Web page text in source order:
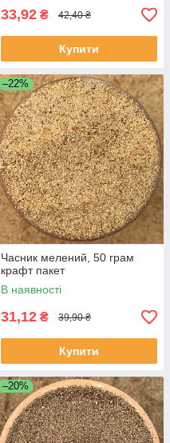
33,92 ₴ 42,40 ₴
Купити
–22%
Часник мелений, 50 грам
крафт пакет
В наявності
31,12 ₴ 39,90 ₴
Купити
–20%